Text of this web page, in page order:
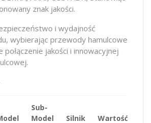
znak jakości.
i wydajność
wybierając przewody hamulcowe
połączenie jakości i innowacyjnej
Sub-
Model
Silnik Wartość